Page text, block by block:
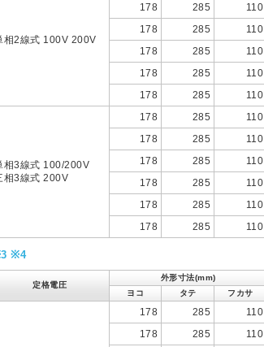
相2線式 100V 200V
178 285 110
178 285 110
178 285 110
178 285 110
178 285 110
相3線式 100/200V
相3線式 200V
178 285 110
178 285 110
178 285 110
178 285 110
178 285 110
178 285 110
※4
定格電圧
外形寸法(mm)
ヨコ
タテ フカサ
178 285 110
178 285 110